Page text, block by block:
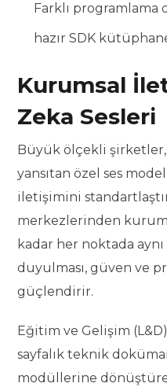
Farklı programlama
hazır SDK
Kurumsal
Zeka Sesleri
Büyük ölçekli
yansıtan özel ses
iletişimini
merkezlerinden
kadar her noktada aynı
duyulması, güven ve
güçlendirir.
Eğitim ve Gelişim
sayfalık teknik
modüllerine